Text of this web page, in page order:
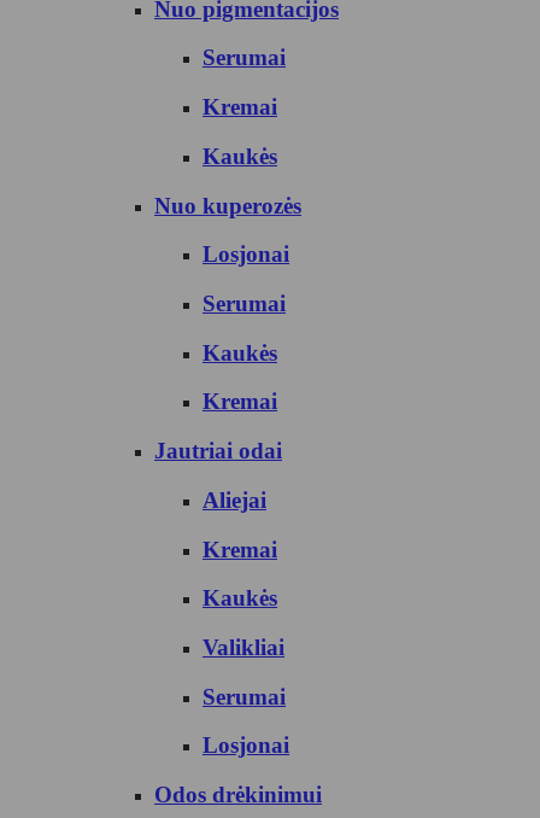
Nuo pigmentacijos
Serumai
Kremai
Kaukės
Nuo kuperozės
Losjonai
Serumai
Kaukės
Kremai
Jautriai odai
Aliejai
Kremai
Kaukės
Valikliai
Serumai
Losjonai
Odos drėkinimui